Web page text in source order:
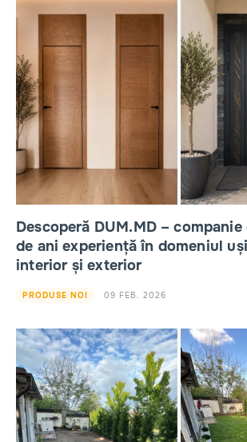
Descoperă DUM.MD –
de ani experiență în domeniul
interior și exterior
PRODUSE NOI 09 FEB. 2026